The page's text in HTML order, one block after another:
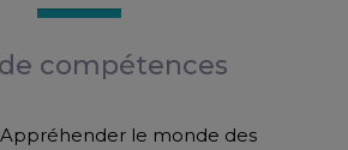
compétences
Appréhender le monde des